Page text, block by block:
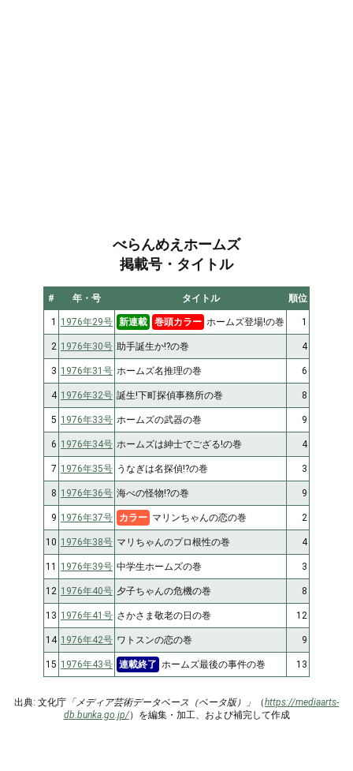
べらんめえホームズ
掲載号・タイトル
# 年・号 タイトル 順位
1 1976年29号 新連載 巻頭カラー ホームズ登場!の巻 1
2 1976年30号 助手誕生か!?の巻 4
3 1976年31号 ホームズ名推理の巻 6
4 1976年32号 誕生!下町探偵事務所の巻 8
5 1976年33号 ホームズの武器の巻 9
6 1976年34号 ホームズは紳士でござる!の巻 4
7 1976年35号 うなぎは名探偵!?の巻 3
8 1976年36号 海べの怪物!?の巻 9
9 1976年37号 カラー マリンちゃんの恋の巻 2
10 1976年38号 マリちゃんのプロ根性の巻 4
11 1976年39号 中学生ホームズの巻 3
12 1976年40号 夕子ちゃんの危機の巻 8
13 1976年41号 さかさま敬老の日の巻 12
14 1976年42号 ワトスンの恋の巻 9
15 1976年43号 連載終了 ホームズ最後の事件の巻 13
出典: 文化庁 「メディア芸術データベース（ベータ版）」 （https://mediaarts-
db.bunka.go.jp/）を編集・加工、および補完して作成